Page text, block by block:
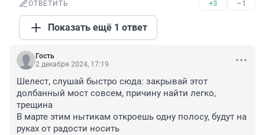
ОТВЕТИТЬ +3 –1
Показать ещё 1 ответ
Гость
2 декабря 2024, 17:19
Шелест, слушай быстро сюда: закрывай этот
долбанный мост совсем, причину найти легко,
трещина
В марте этим нытикам откроешь одну полосу, будут на
руках от радости носить